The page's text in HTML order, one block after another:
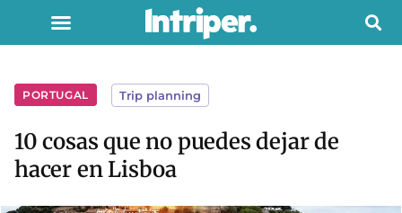
PORTUGAL Trip planning
10 cosas que no puedes dejar de
hacer en Lisboa